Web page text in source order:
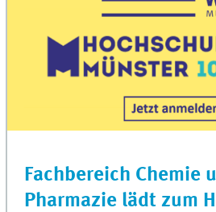
Fachbereich Chemie
Pharmazie lädt zum